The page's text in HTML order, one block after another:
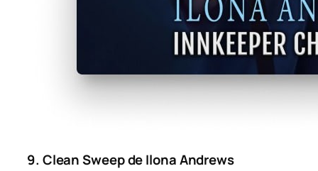
9. Clean Sweepde Ilona Andrews